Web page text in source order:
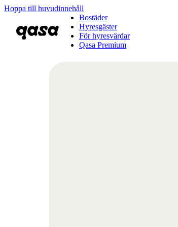
Hoppa till huvudinnehåll
Bostäder
Hyresgäster
För hyresvärdar
Qasa Premium